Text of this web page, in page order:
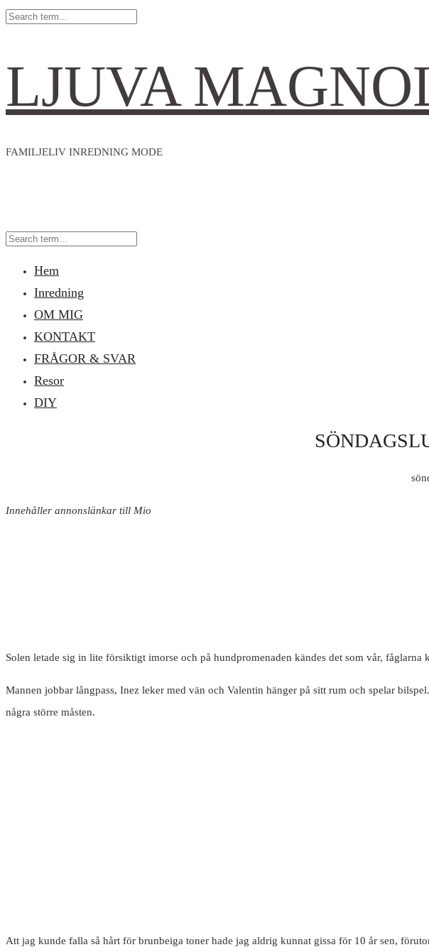
LJUVA
FAMILJELIV INREDNING MODE
Hem
Inredning
OM MIG
KONTAKT
FRÅGOR & SVAR
Resor
DIY
Innehåller annonslänkar till Mio
Solen letade sig in lite försiktigt imorse och på hundpromenaden kändes det som vår,
Mannen jobbar långpass, Inez leker med vän och Valentin hänger på sitt rum och spelar
några större måsten.
Att jag kunde falla så hårt för brunbeiga toner hade jag aldrig kunnat gissa för 10 år sen,